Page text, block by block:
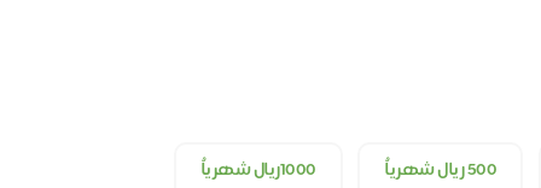
500 ريال شهرياُ 1000ريال شهرياُ